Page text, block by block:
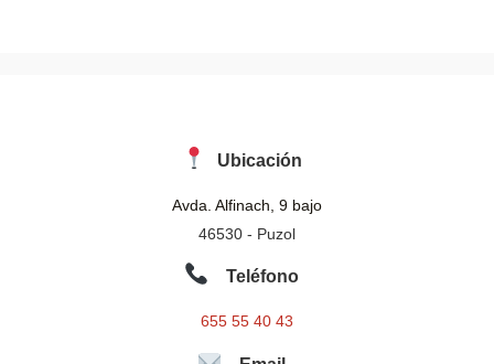
Ubicación
Avda. Alfinach, 9 bajo
46530 - Puzol
Teléfono
655 55 40 43